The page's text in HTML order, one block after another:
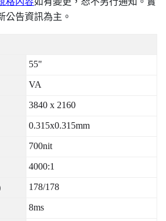
公告資訊為主。
55"
VA
3840 x 2160
0.315x0.315mm
700nit
4000:1
178/178
8ms